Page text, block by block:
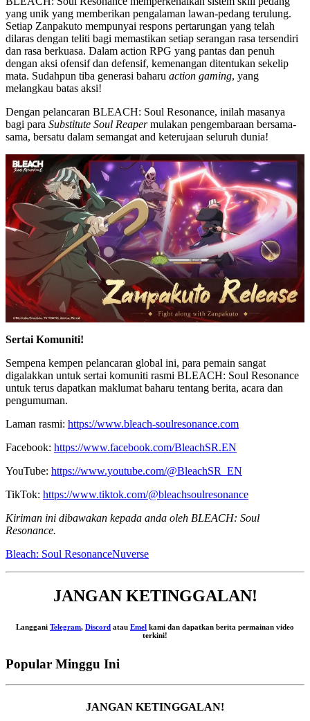
yang unik yang memberikan pengalaman lawan-pedang terulung.
Setiap Zanpakuto mempunyai respons pertarungan yang telah
dilaras dengan teliti bagi memastikan setiap serangan rasa tersendiri
dan rasa berkuasa. Dalam action RPG yang pantas dan penuh
dengan aksi ofensif dan defensif, kemenangan ditentukan sekelip
mata. Sudahpun tiba generasi baharu action gaming, yang
melangkau batas aksi!
Dengan pelancaran BLEACH: Soul Resonance, inilah masanya
bagi para Substitute Soul Reapermulakan pengembaraan bersama-
sama, bersatu dalam semangat and keterujaan seluruh dunia!
Sertai Komuniti!
Sempena kempen pelancaran global ini, para pemain sangat
digalakkan untuk sertai komuniti rasmi BLEACH: Soul Resonance
untuk terus dapatkan maklumat baharu tentang berita, acara dan
pengumuman.
Laman rasmi: https://www.bleach-soulresonance.com
Facebook: https://www.facebook.com/BleachSR.EN
YouTube: https://www.youtube.com/@BleachSR_EN
TikTok: https://www.tiktok.com/@bleachsoulresonance
Kiriman ini dibawakan kepada anda oleh BLEACH: Soul
Resonance.
Bleach: Soul ResonanceNuverse
JANGAN KETINGGALAN!
Langgani Telegram, Discord atau Emel kami dan dapatkan berita permainan video
terkini!
Popular Minggu Ini
JANGAN KETINGGALAN!